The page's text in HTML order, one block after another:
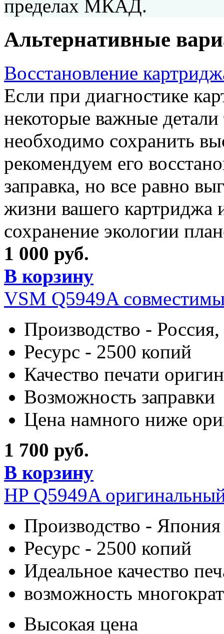
пределах МКАД.
Альтернативные
Восстановление
Если при диагностике
некоторые важные
необходимо сохранить
рекомендуем его
заправка, но все равно
жизни вашего картриджа
сохранение экологии
1 000 руб.
В корзину
VSM Q5949A
Производство -
Ресурс - 2500 копий
Качество печати
Возможность заправки
Цена намного ниже
1 700 руб.
В корзину
HP Q5949A
Производство - Япония
Ресурс - 2500 копий
Идеальное качество
возможность
Высокая цена